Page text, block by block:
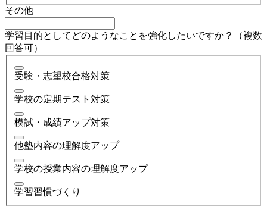
その他
学習目的としてどのようなことを強化したいですか？（複数
回答可）
受験・志望校合格対策
学校の定期テスト対策
模試・成績アップ対策
他塾内容の理解度アップ
学校の授業内容の理解度アップ
学習習慣づくり